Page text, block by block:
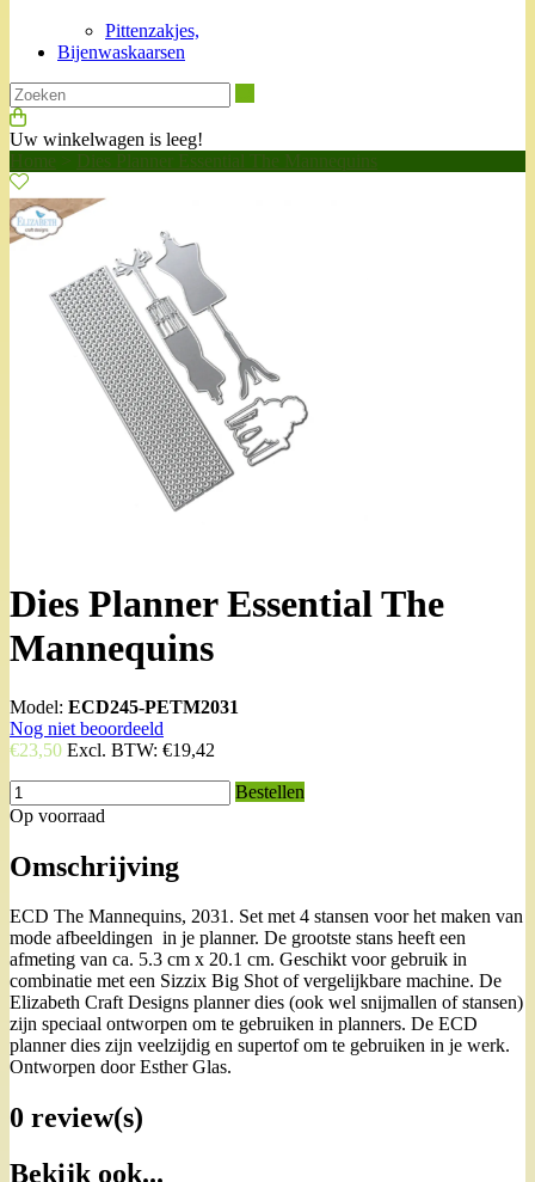
Pittenzakjes,
Bijenwaskaarsen
Uw winkelwagen is leeg!
Home
Dies Planner Essential The Mannequins
Dies Planner Essential The
Mannequins
Model: ECD245-PETM2031
Nog niet beoordeeld
€23,50 Excl. BTW: €19,42
Bestellen
Op voorraad
Omschrijving
ECD The Mannequins, 2031. Set met 4 stansen voor het maken van
mode afbeeldingen in je planner. De grootste stans heeft een
afmeting van ca. 5.3 cm x 20.1 cm. Geschikt voor gebruik in
combinatie met een Sizzix Big Shot of vergelijkbare machine. De
Elizabeth Craft Designs planner dies (ook wel snijmallen of stansen)
zijn speciaal ontworpen om te gebruiken in planners. De ECD
planner dies zijn veelzijdig en supertof om te gebruiken in je werk.
Ontworpen door Esther Glas.
0 review(s)
Bekijk ook...